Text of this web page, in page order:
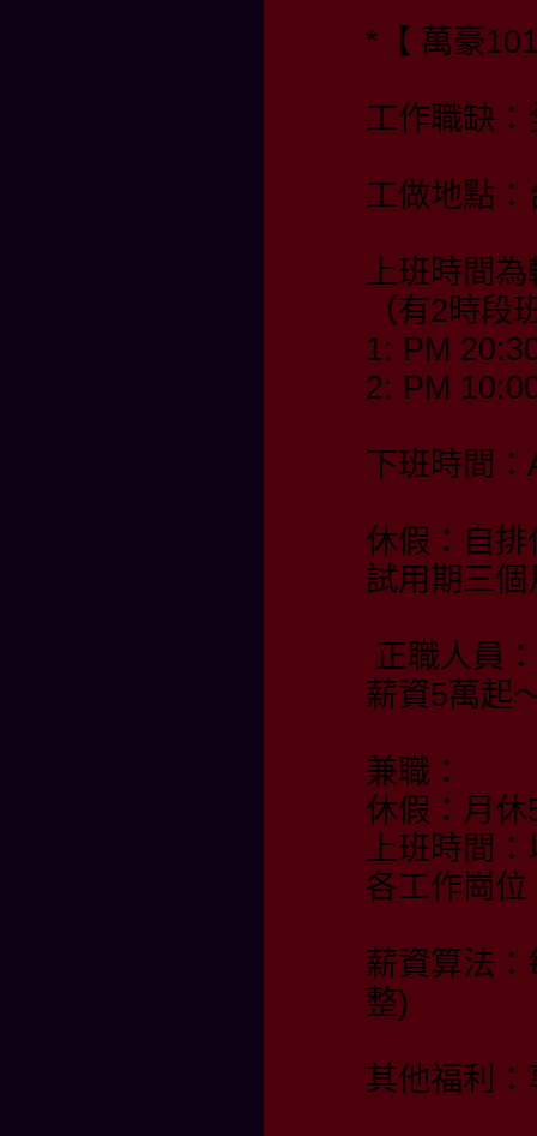
*【 萬豪
工作職缺
工做地點
上班時間
（有2時段
1: PM
2: PM
下班時間
休假：自
試用期三
正職人員：
薪資5萬起
兼職：
休假：月休
上班時間
各工作崗位
薪資算法
整)
其他福利